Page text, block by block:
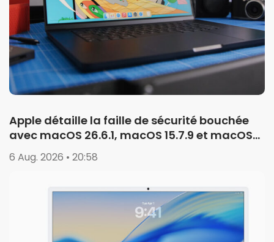
Apple détaille la faille de sécurité bouchée
avec macOS 26.6.1, macOS 15.7.9 et macOS
14.8.9
6 Aug. 2026 • 20:58